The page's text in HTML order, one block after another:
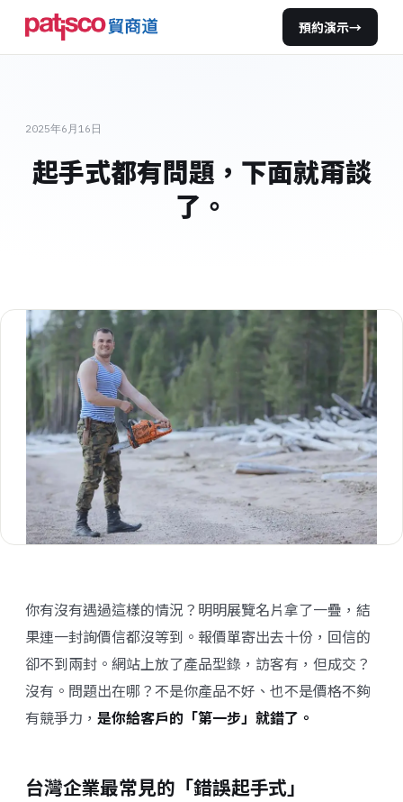
預約演示→
2025年6月16日
起手式都有問題，下面就甭談
了。
你有沒有遇過這樣的情況？明明展覽名片拿了一疊，結
果連一封詢價信都沒等到。報價單寄出去十份，回信的
卻不到兩封。網站上放了產品型錄，訪客有，但成交？
沒有。問題出在哪？不是你產品不好、也不是價格不夠
有競爭力， 是你給客戶的「第一步」就錯了。
台灣企業最常見的「錯誤起手式」